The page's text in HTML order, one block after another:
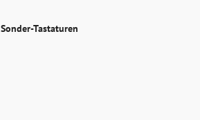
Sonder-Tastaturen